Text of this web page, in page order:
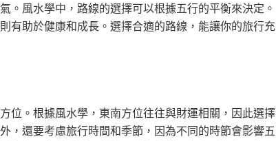
。風水學中，路線的選擇可以根據五行的平衡來決定。
有助於健康和成長。選擇合適的路線，能讓你的旅行充
位。根據風水學，東南方位往往與財運相關，因此選擇
，還要考慮旅行時間和季節，因為不同的時節會影響五